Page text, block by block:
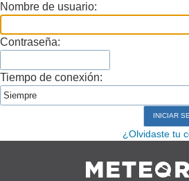
Nombre de usuario:
Contraseña:
Tiempo de conexión:
¿Olvidaste tu